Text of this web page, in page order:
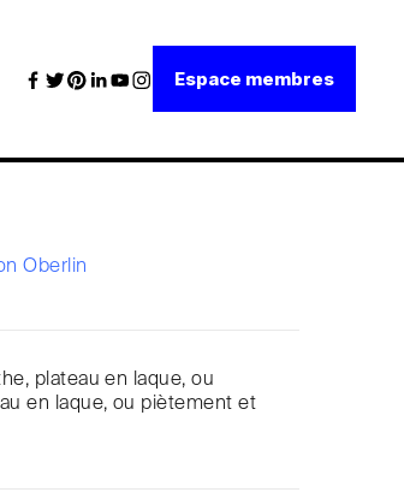
Espace membres
Oberlin
plateau en laque, ou
en laque, ou piètement et